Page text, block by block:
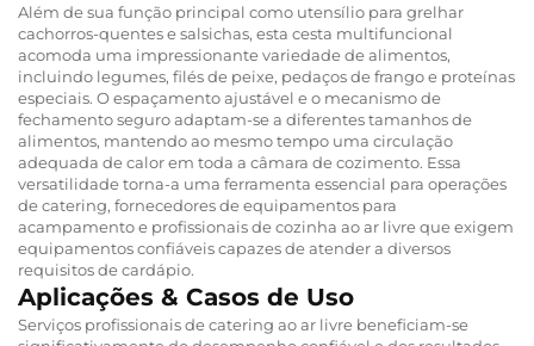
Além de sua função principal como utensílio para grelhar
cachorros-quentes e salsichas, esta cesta multifuncional
acomoda uma impressionante variedade de alimentos,
incluindo legumes, filés de peixe, pedaços de frango e proteínas
especiais. O espaçamento ajustável e o mecanismo de
fechamento seguro adaptam-se a diferentes tamanhos de
alimentos, mantendo ao mesmo tempo uma circulação
adequada de calor em toda a câmara de cozimento. Essa
versatilidade torna-a uma ferramenta essencial para operações
de catering, fornecedores de equipamentos para
acampamento e profissionais de cozinha ao ar livre que exigem
equipamentos confiáveis capazes de atender a diversos
requisitos de cardápio.
Aplicações & Casos de Uso
Serviços profissionais de catering ao ar livre beneficiam-se